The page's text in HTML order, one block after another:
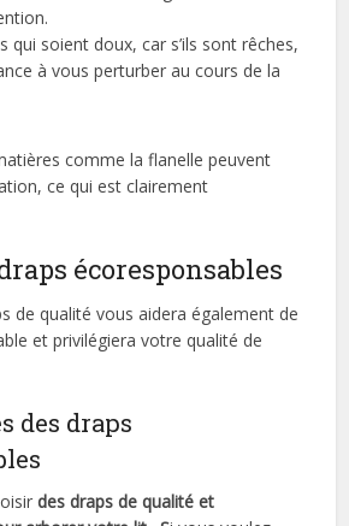
qui soient doux, car s’ils sont rêches,
à vous perturber au cours de la
comme la flanelle peuvent
ce qui est clairement
écoresponsables
de qualité vous aidera également de
et privilégiera votre qualité de
des draps
des draps de qualité et